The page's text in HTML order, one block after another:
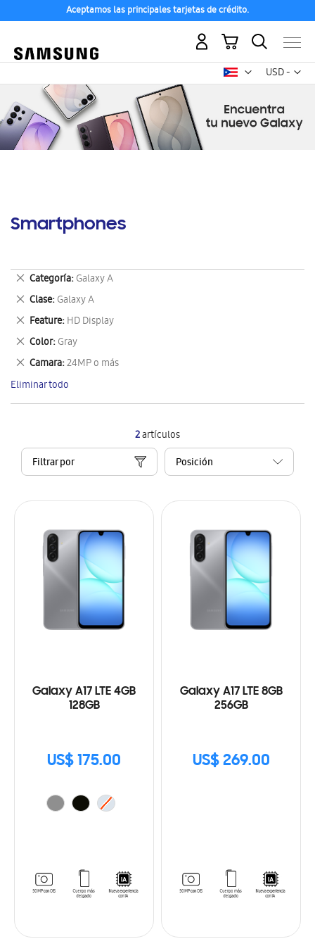
Aceptamos las principales tarjetas de crédito.
USD -
dólar
Mi carrito
Smartphones
2artículos
Filtrar por
Galaxy A17 LTE 4GB
128GB
US$ 175.00
Galaxy A17 LTE 8GB
256GB
US$ 269.00
Categoría Galaxy A
Eliminar
este
artículo
Clase Galaxy A
Eliminar
este
artículo
Feature HD Display
Eliminar
este
artículo
Color Gray
Eliminar
este
artículo
Camara 24MP o más
Eliminar
este
artículo
Eliminar todo